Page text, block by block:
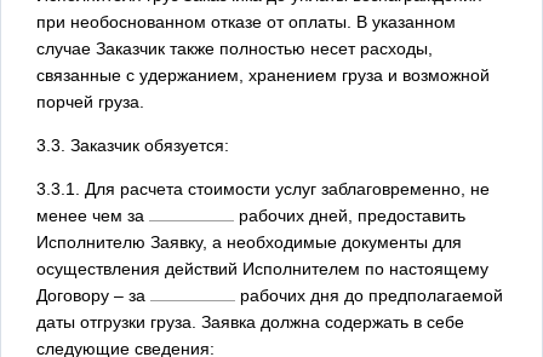
при необоснованном отказе от оплаты. В указанном
случае Заказчик также полностью несет расходы,
связанные с удержанием, хранением груза и возможной
порчей груза.
3.3. Заказчик обязуется:
3.3.1. Для расчета стоимости услуг заблаговременно, не
менее чем за
рабочих дней, предоставить
Исполнителю Заявку, а необходимые документы для
осуществления действий Исполнителем по настоящему
Договору – за
рабочих дня до предполагаемой
даты отгрузки груза. Заявка должна содержать в себе
следующие сведения: